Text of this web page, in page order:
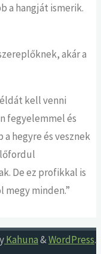
a hangját ismerik.
akár a
kell venni
fegyelemmel és
hegyre és vesznek
De ez profikkal is
megy minden.”
Kahuna&WordPress.